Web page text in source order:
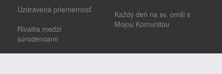
Uzdravená priemernosť
Rivalita medzi
súrodencami
Každý deň na sv. omši s
Mojou Komunitou